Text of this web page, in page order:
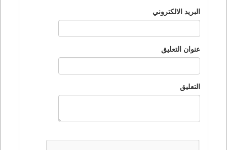
البريد الالكتروني
عنوان التعليق
التعليق